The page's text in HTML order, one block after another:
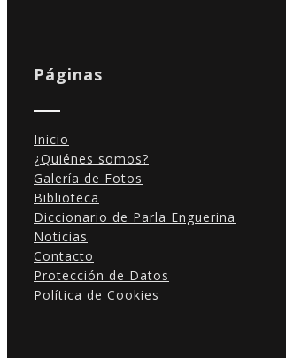
Páginas
Inicio
¿Quiénes somos?
Galería de Fotos
Biblioteca
Diccionario de Parla Enguerina
Noticias
Contacto
Protección de Datos
Política de Cookies